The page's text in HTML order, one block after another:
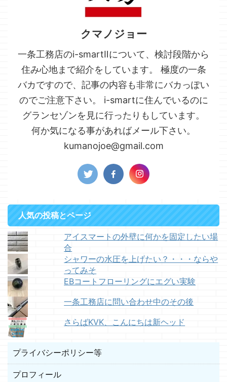
クマノジョー
一条工務店のi-smartⅡについて、検討段階から
住み心地まで紹介をしています。 極度の一条
バカですので、記事の内容も非常にバカっぽい
のでご注意下さい。 i-smartに住んでいるのに
グランセゾンを見に行ったりもしています。
何か気になる事があればメール下さい。
kumanojoe@gmail.com
人気の投稿とページ
アイスマートの外壁に何かを固定したい場
合
シャワーの水圧を上げたい？・・・ならや
ってみそ
EBコートフローリングにエグい実験
一条工務店に問い合わせ中のその後
さらばKVK、こんにちは新ヘッド
プライバシーポリシー等
プロフィール